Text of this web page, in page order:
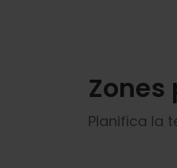
Zones
Planifica la